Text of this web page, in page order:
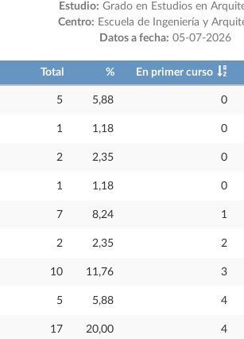
Estudio: Grado en Estudios en
Centro: Escuela de Ingeniería y
Datos a fecha: 05-07-2026
Total % En primer curso
5 5,88 0
1 1,18 0
2 2,35 0
1 1,18 0
7 8,24 1
2 2,35 2
10 11,76 3
5 5,88 4
17 20,00 4